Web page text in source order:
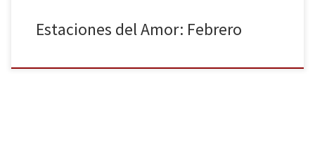
Estaciones del Amor: Febrero